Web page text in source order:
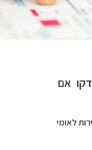
אם
לאומי